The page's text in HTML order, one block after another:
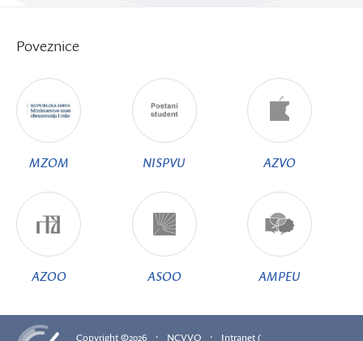
Poveznice
MZOM NISPVU AZVO
AZOO ASOO AMPEU
Copyright ©2026 · NCVVO · Intranet (